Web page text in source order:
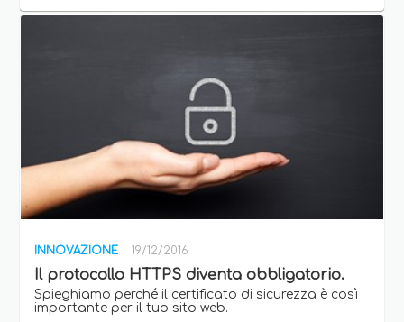
INNOVAZIONE 19/12/2016
Il protocollo HTTPS diventa obbligatorio.
Spieghiamo perché il certificato di sicurezza è così
importante per il tuo sito web.